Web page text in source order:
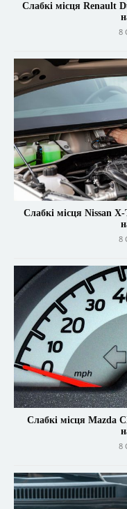
Слабкі місця Renault
8
Слабкі місця Nissan
8
Слабкі місця Mazda
8